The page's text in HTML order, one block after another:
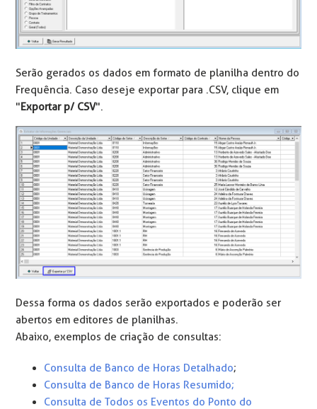
Serão gerados os dados em formato de planilha dentro do
Frequência. Caso deseje exportar para .CSV, clique em
"Exportar p/ CSV".
Dessa forma os dados serão exportados e poderão ser
abertos em editores de planilhas.
Abaixo, exemplos de criação de consultas:
Consulta de Banco de Horas Detalhado;
Consulta de Banco de Horas Resumido;
Consulta de Todos os Eventos do Ponto do